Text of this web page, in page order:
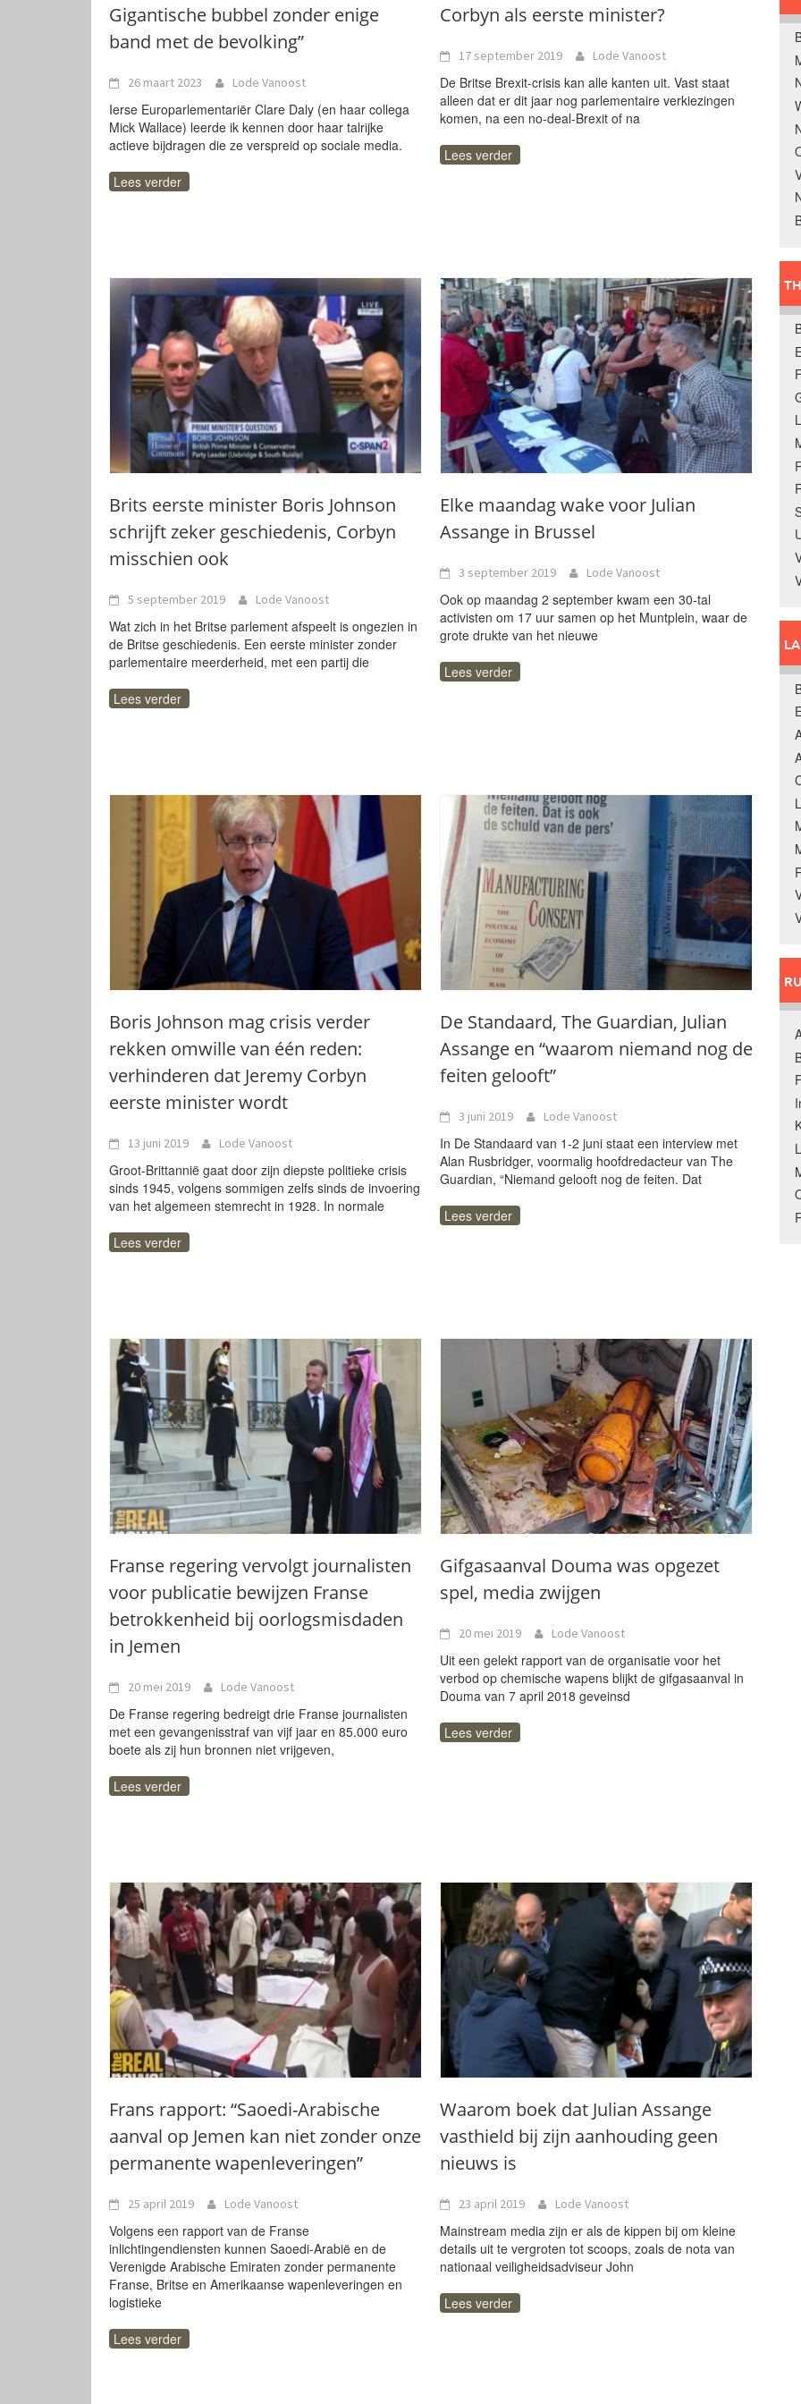
Gigantische bubbel zonder enige
band met de bevolking”
26 maart 2023 Lode Vanoost
Ierse Europarlementariër Clare Daly (en haar collega
Mick Wallace) leerde ik kennen door haar talrijke
actieve bijdragen die ze verspreid op sociale media.
Lees verder
Corbyn als eerste minister?
17 september 2019 Lode Vanoost
De Britse Brexit-crisis kan alle kanten uit. Vast staat
alleen dat er dit jaar nog parlementaire verkiezingen
komen, na een no-deal-Brexit of na
Lees verder
Brits eerste minister Boris Johnson
schrijft zeker geschiedenis, Corbyn
misschien ook
5 september 2019 Lode Vanoost
Wat zich in het Britse parlement afspeelt is ongezien in
de Britse geschiedenis. Een eerste minister zonder
parlementaire meerderheid, met een partij die
Lees verder
Elke maandag wake voor Julian
Assange in Brussel
3 september 2019 Lode Vanoost
Ook op maandag 2 september kwam een 30-tal
activisten om 17 uur samen op het Muntplein, waar de
grote drukte van het nieuwe
Lees verder
Boris Johnson mag crisis verder
rekken omwille van één reden:
verhinderen dat Jeremy Corbyn
eerste minister wordt
13 juni 2019 Lode Vanoost
Groot-Brittannië gaat door zijn diepste politieke crisis
sinds 1945, volgens sommigen zelfs sinds de invoering
van het algemeen stemrecht in 1928. In normale
Lees verder
De Standaard, The Guardian, Julian
Assange en “waarom niemand nog de
feiten gelooft”
3 juni 2019 Lode Vanoost
In De Standaard van 1-2 juni staat een interview met
Alan Rusbridger, voormalig hoofdredacteur van The
Guardian, “Niemand gelooft nog de feiten. Dat
Lees verder
Franse regering vervolgt journalisten
voor publicatie bewijzen Franse
betrokkenheid bij oorlogsmisdaden
in Jemen
20 mei 2019 Lode Vanoost
De Franse regering bedreigt drie Franse journalisten
met een gevangenisstraf van vijf jaar en 85.000 euro
boete als zij hun bronnen niet vrijgeven,
Lees verder
Gifgasaanval Douma was opgezet
spel, media zwijgen
20 mei 2019 Lode Vanoost
Uit een gelekt rapport van de organisatie voor het
verbod op chemische wapens blijkt de gifgasaanval in
Douma van 7 april 2018 geveinsd
Lees verder
Frans rapport: “Saoedi-Arabische
aanval op Jemen kan niet zonder onze
permanente wapenleveringen”
25 april 2019 Lode Vanoost
Volgens een rapport van de Franse
inlichtingendiensten kunnen Saoedi-Arabië en de
Verenigde Arabische Emiraten zonder permanente
Franse, Britse en Amerikaanse wapenleveringen en
logistieke
Lees verder
Waarom boek dat Julian Assange
vasthield bij zijn aanhouding geen
nieuws is
23 april 2019 Lode Vanoost
Mainstream media zijn er als de kippen bij om kleine
details uit te vergroten tot scoops, zoals de nota van
nationaal veiligheidsadviseur John
Lees verder